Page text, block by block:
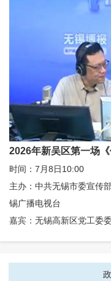
2026年新吴区第一场
时间：7月8日10:00
主办：中共无锡市委宣传
锡广播电视台
嘉宾：无锡高新区党工委